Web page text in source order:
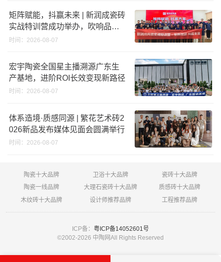
矩阵赋能，抖赢未来 | 新润成瓷砖
实战特训营成功举办，吹响品牌
秋季营销冲锋号！
时间：2026-08-07
宏宇陶瓷全国星主播溯源广东生
产基地，进阶ROI长效变现新路径
时间：2026-08-07
体系造境·质感同源 | 繁花艺术砖2
026新品发布媒体见面会圆满举行
时间：2026-08-07
陶瓷十大品牌 卫浴十大品牌
瓷砖十大品牌
陶瓷一线品牌
大理石瓷砖十大品牌
质感砖十大品牌
木纹砖十大品牌
设计师推荐品牌 工程推荐品牌
ICP备： 粤ICP备14052601号
©2002-2026 中陶网All Rights Reserved